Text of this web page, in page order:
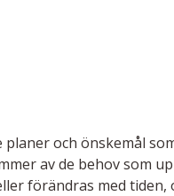
planer och önskemål
av de behov som
förändras med